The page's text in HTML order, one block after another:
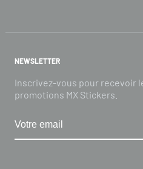
NEWSLETTER
Inscrivez-vous pour recevoir
promotions MX Stickers.